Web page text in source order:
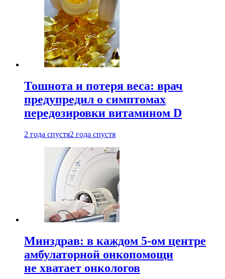
Тошнота и потеря веса: врач
предупредил о симптомах
передозировки витамином D
2 года спустя2 года спустя
Минздрав: в каждом 5-ом центре
амбулаторной онкопомощи
не хватает онкологов